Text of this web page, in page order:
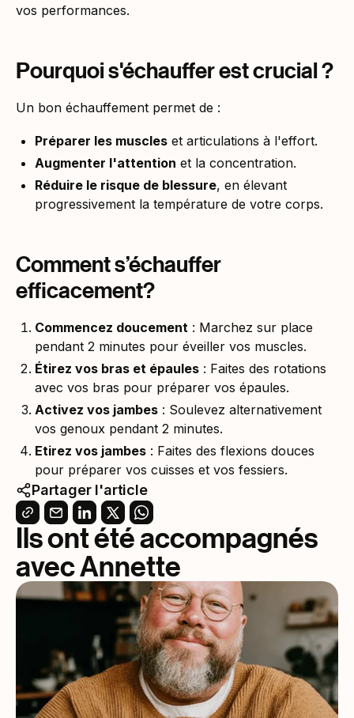
vos performances.
Pourquoi s'échauffer est crucial ?
Un bon échauffement permet de :
Préparer les muscleset articulations à l'effort.
Augmenter l'attention et la concentration.
Réduire le risque de blessure, en élevant
progressivement la température de votre corps.
Comment s’échauffer
efficacement?
Commencez doucement: Marchez sur place
pendant 2 minutes pour éveiller vos muscles.
Étirez vos bras et épaules: Faites des rotations
avec vos bras pour préparer vos épaules.
Activez vos jambes: Soulevez alternativement
vos genoux pendant 2 minutes.
Etirez vos jambes: Faites des flexions douces
pour préparer vos cuisses et vos fessiers.
Partager l'article
Ils ont été accompagnés
avec Annette